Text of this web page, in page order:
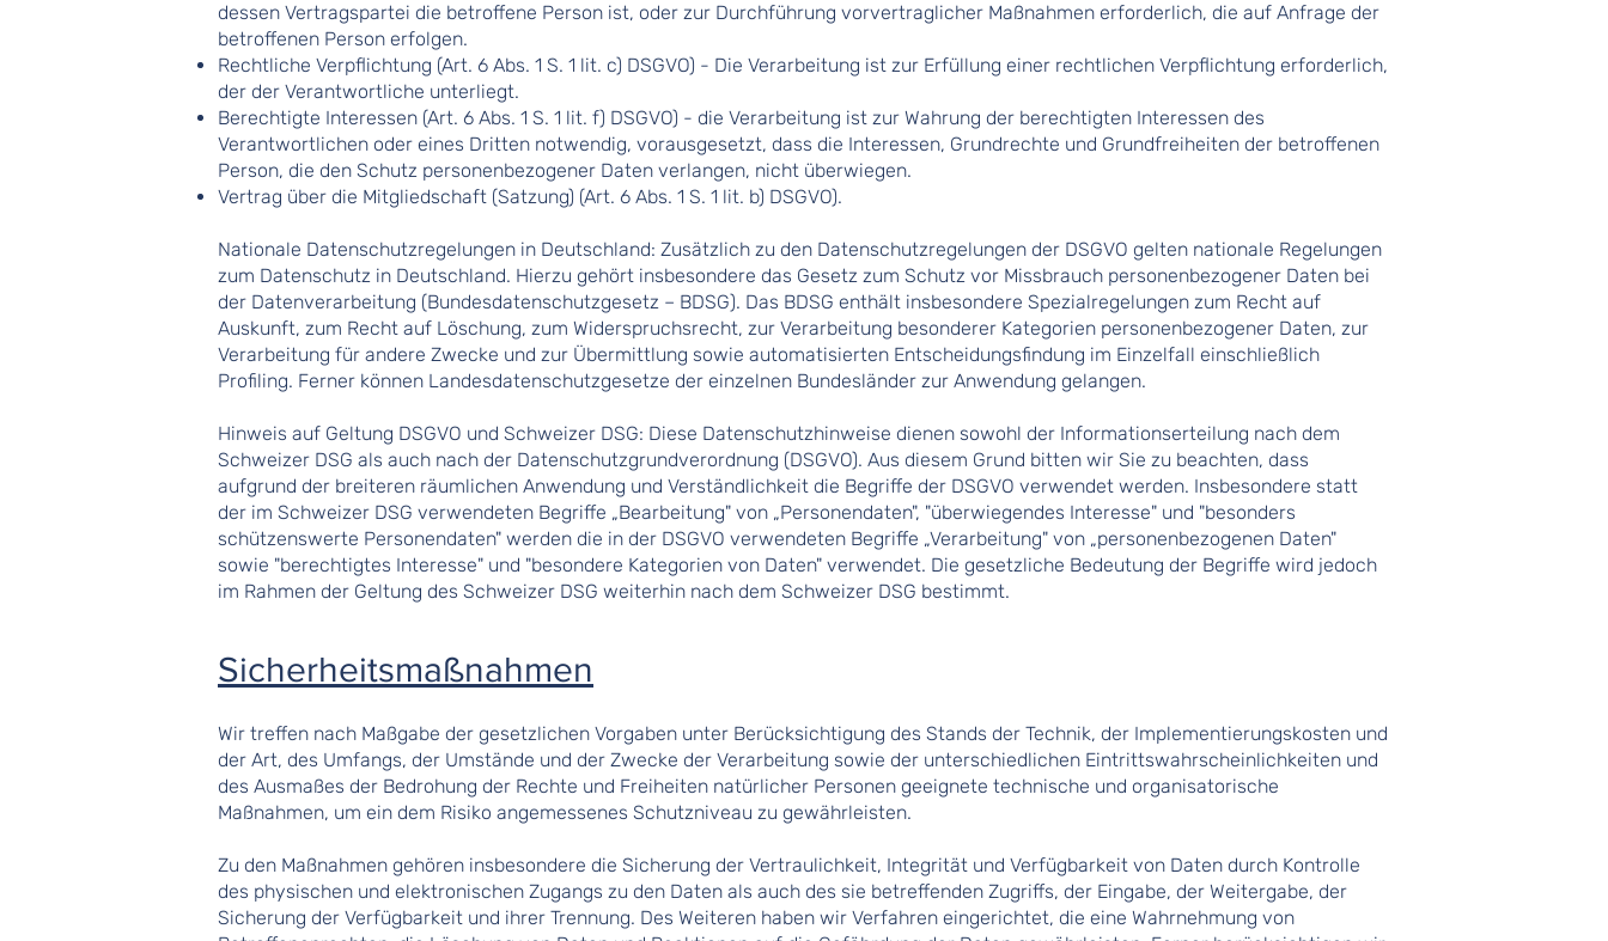
dessen Vertragspartei die betroffene Person ist, oder zur Durchführung vorvertraglicher Maßnahmen erforderlich, die auf Anfrage der
betroffenen Person erfolgen.
Rechtliche Verpflichtung (Art. 6 Abs. 1 S. 1 lit. c) DSGVO) - Die Verarbeitung ist zur Erfüllung einer rechtlichen Verpflichtung erforderlich,
der der Verantwortliche unterliegt.
Berechtigte Interessen (Art. 6 Abs. 1 S. 1 lit. f) DSGVO) - die Verarbeitung ist zur Wahrung der berechtigten Interessen des
Verantwortlichen oder eines Dritten notwendig, vorausgesetzt, dass die Interessen, Grundrechte und Grundfreiheiten der betroffenen
Person, die den Schutz personenbezogener Daten verlangen, nicht überwiegen.
Vertrag über die Mitgliedschaft (Satzung) (Art. 6 Abs. 1 S. 1 lit. b) DSGVO).
Nationale Datenschutzregelungen in Deutschland: Zusätzlich zu den Datenschutzregelungen der DSGVO gelten nationale Regelungen
zum Datenschutz in Deutschland. Hierzu gehört insbesondere das Gesetz zum Schutz vor Missbrauch personenbezogener Daten bei
der Datenverarbeitung (Bundesdatenschutzgesetz – BDSG). Das BDSG enthält insbesondere Spezialregelungen zum Recht auf
Auskunft, zum Recht auf Löschung, zum Widerspruchsrecht, zur Verarbeitung besonderer Kategorien personenbezogener Daten, zur
Verarbeitung für andere Zwecke und zur Übermittlung sowie automatisierten Entscheidungsfindung im Einzelfall einschließlich
Profiling. Ferner können Landesdatenschutzgesetze der einzelnen Bundesländer zur Anwendung gelangen.
Hinweis auf Geltung DSGVO und Schweizer DSG: Diese Datenschutzhinweise dienen sowohl der Informationserteilung nach dem
Schweizer DSG als auch nach der Datenschutzgrundverordnung (DSGVO). Aus diesem Grund bitten wir Sie zu beachten, dass
aufgrund der breiteren räumlichen Anwendung und Verständlichkeit die Begriffe der DSGVO verwendet werden. Insbesondere statt
der im Schweizer DSG verwendeten Begriffe „Bearbeitung" von „Personendaten", "überwiegendes Interesse" und "besonders
schützenswerte Personendaten" werden die in der DSGVO verwendeten Begriffe „Verarbeitung" von „personenbezogenen Daten"
sowie "berechtigtes Interesse" und "besondere Kategorien von Daten" verwendet. Die gesetzliche Bedeutung der Begriffe wird jedoch
im Rahmen der Geltung des Schweizer DSG weiterhin nach dem Schweizer DSG bestimmt.
Sicherheitsmaßnahmen
Wir treffen nach Maßgabe der gesetzlichen Vorgaben unter Berücksichtigung des Stands der Technik, der Implementierungskosten und
der Art, des Umfangs, der Umstände und der Zwecke der Verarbeitung sowie der unterschiedlichen Eintrittswahrscheinlichkeiten und
des Ausmaßes der Bedrohung der Rechte und Freiheiten natürlicher Personen geeignete technische und organisatorische
Maßnahmen, um ein dem Risiko angemessenes Schutzniveau zu gewährleisten.
Zu den Maßnahmen gehören insbesondere die Sicherung der Vertraulichkeit, Integrität und Verfügbarkeit von Daten durch Kontrolle
des physischen und elektronischen Zugangs zu den Daten als auch des sie betreffenden Zugriffs, der Eingabe, der Weitergabe, der
Sicherung der Verfügbarkeit und ihrer Trennung. Des Weiteren haben wir Verfahren eingerichtet, die eine Wahrnehmung von